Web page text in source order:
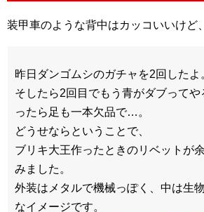
装甲車のような背中はカッコいいけど
昨日ダンゴムシのガチャを2回したよ
そしたら2回目でもう青がダブって
ったら足も一本欠品で…。
どうせならということで、
ブリキ大王作ったときのリベットが
みました。
外装はメタルで機械っぽく、中は生
なイメージです。